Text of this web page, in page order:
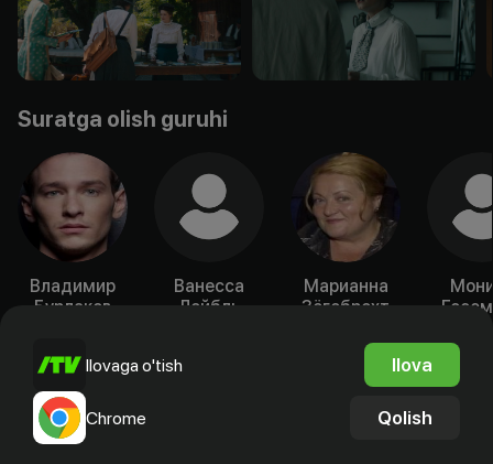
Suratga olish guruhi
Владимир
Бурлаков
Ванесса
Лойбль
Марианна
Зёгебрехт
Ilovaga o'tish Ilova
Chrome Qolish